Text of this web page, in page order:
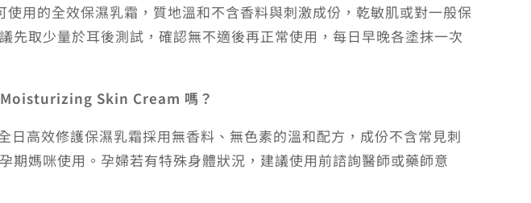
用的全效保濕乳霜，質地溫和不含香料與刺激成份，乾敏肌或對一般保
先取少量於耳後測試，確認無不適後再正常使用，每日早晚各塗抹一次
Moisturizing Skin Cream 嗎？
高效修護保濕乳霜採用無香料、無色素的溫和配方，成份不含常見刺
期媽咪使用。孕婦若有特殊身體狀況，建議使用前諮詢醫師或藥師意